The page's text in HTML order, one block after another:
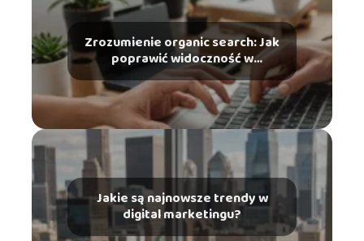
Zrozumienie organic search: Jak
poprawić widoczność w
wyszukiwarkach?
Jakie są najnowsze trendy w
digital marketingu?